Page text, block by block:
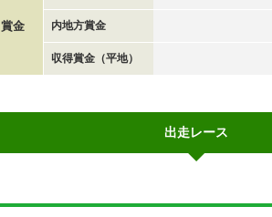
賞金 内地方賞金
収得賞金（平地）
出走レース